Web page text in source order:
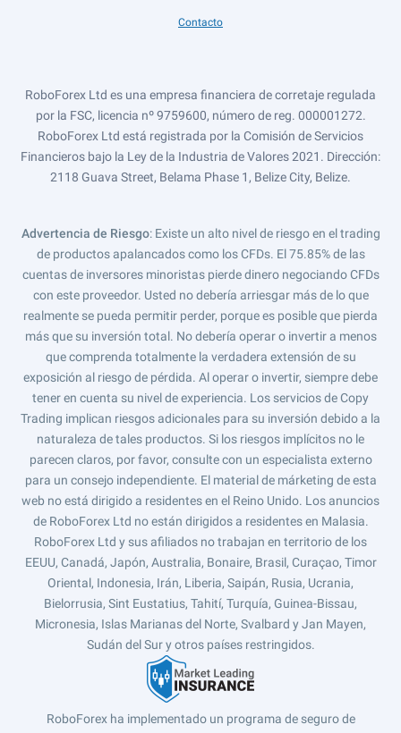
Contacto
RoboForex Ltd es una empresa financiera de corretaje regulada
por la FSC, licencia nº 9759600, número de reg. 000001272.
RoboForex Ltd está registrada por la Comisión de Servicios
Financieros bajo la Ley de la Industria de Valores 2021. Dirección:
2118 Guava Street, Belama Phase 1, Belize City, Belize.
Advertencia de Riesgo: Existe un alto nivel de riesgo en el trading
de productos apalancados como los CFDs. El 75.85% de las
cuentas de inversores minoristas pierde dinero negociando CFDs
con este proveedor. Usted no debería arriesgar más de lo que
realmente se pueda permitir perder, porque es posible que pierda
más que su inversión total. No debería operar o invertir a menos
que comprenda totalmente la verdadera extensión de su
exposición al riesgo de pérdida. Al operar o invertir, siempre debe
tener en cuenta su nivel de experiencia. Los servicios de Copy
Trading implican riesgos adicionales para su inversión debido a la
naturaleza de tales productos. Si los riesgos implícitos no le
parecen claros, por favor, consulte con un especialista externo
para un consejo independiente. El material de márketing de esta
web no está dirigido a residentes en el Reino Unido. Los anuncios
de RoboForex Ltd no están dirigidos a residentes en Malasia.
RoboForex Ltd y sus afiliados no trabajan en territorio de los
EEUU, Canadá, Japón, Australia, Bonaire, Brasil, Curaçao, Timor
Oriental, Indonesia, Irán, Liberia, Saipán, Rusia, Ucrania,
Bielorrusia, Sint Eustatius, Tahití, Turquía, Guinea-Bissau,
Micronesia, Islas Marianas del Norte, Svalbard y Jan Mayen,
Sudán del Sur y otros países restringidos.
RoboForex ha implementado un programa de seguro de